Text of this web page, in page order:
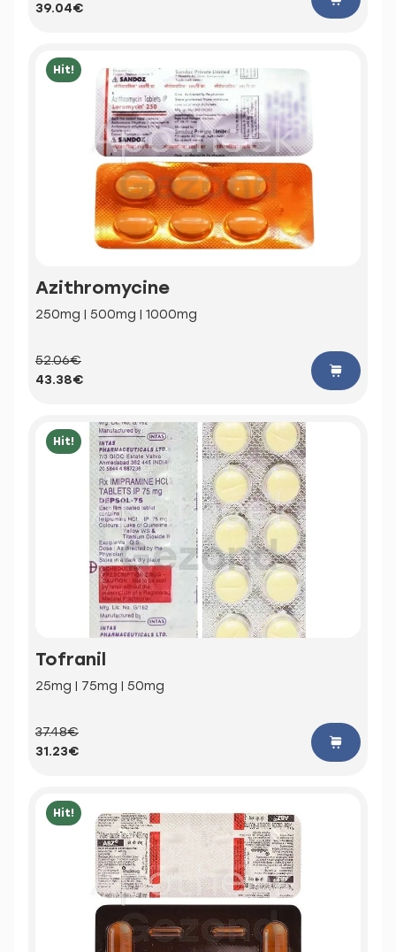
39.04€
Hit!
Azithromycine
250mg | 500mg | 1000mg
52.06€
43.38€
Hit!
Tofranil
25mg | 75mg | 50mg
37.48€
31.23€
Hit!